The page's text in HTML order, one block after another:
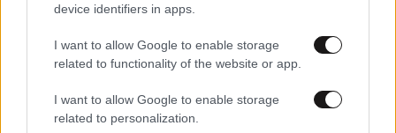
device identifiers in apps.
I want to allow Google to enable storage
related to functionality of the website or app.
I want to allow Google to enable storage
related to personalization.